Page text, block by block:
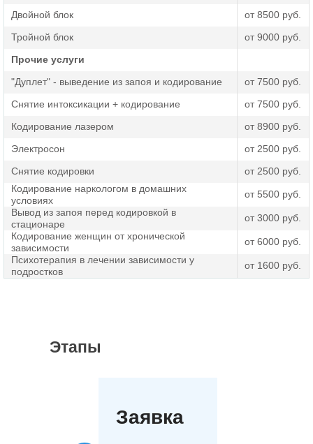
Двойной блок
от 8500 руб.
Тройной блок
от 9000 руб.
Прочие услуги
"Дуплет" - выведение из запоя и кодирование
от 7500 руб.
Снятие интоксикации + кодирование
от 7500 руб.
Кодирование лазером
от 8900 руб.
Электросон
от 2500 руб.
Снятие кодировки
от 2500 руб.
Кодирование наркологом в домашних
условиях
от 5500 руб.
Вывод из запоя перед кодировкой в
стационаре
от 3000 руб.
Кодирование женщин от хронической
зависимости
от 6000 руб.
Психотерапия в лечении зависимости у
подростков
от 1600 руб.
Этапы
Заявка